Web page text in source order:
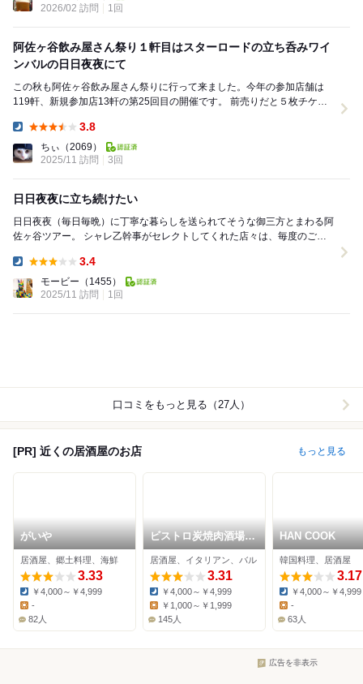
2026/02 訪問
1回
阿佐ヶ谷飲み屋さん祭り１軒目はスターロードの立ち呑みワイ
ンバルの日日夜夜にて
この秋も阿佐ヶ谷飲み屋さん祭りに行って来ました。今年の参加店舗は
119軒、新規参加店13軒の第25回目の開催です。 前売りだと５枚チケッ
3.8
ちぃ （2069）
2025/11 訪問
3回
日日夜夜に立ち続けたい
日日夜夜（毎日毎晩）に丁寧な暮らしを送られてそうな御三方とまわる阿
佐ヶ谷ツアー。 シャレ乙幹事がセレクトしてくれた店々は、毎度のごと
3.4
モービー （1455）
2025/11 訪問
1回
口コミをもっと見る（27人）
[PR] 近くの居酒屋のお店 もっと見る
がいや
居酒屋、郷土料理、海鮮
3.33
Dinner:
￥4,000～￥4,999
Lunch:
-
82人
ビストロ炭焼肉酒場
チキンレッグ 阿佐ヶ
谷店
居酒屋、イタリアン、バル
3.31
Dinner:
￥4,000～￥4,999
￥1,000～￥1,999
145人
HAN COOK
韓国料理、居酒屋
3.17
Dinner:
￥4,000～￥4,999
Lunch:
-
63人
広告を非表示